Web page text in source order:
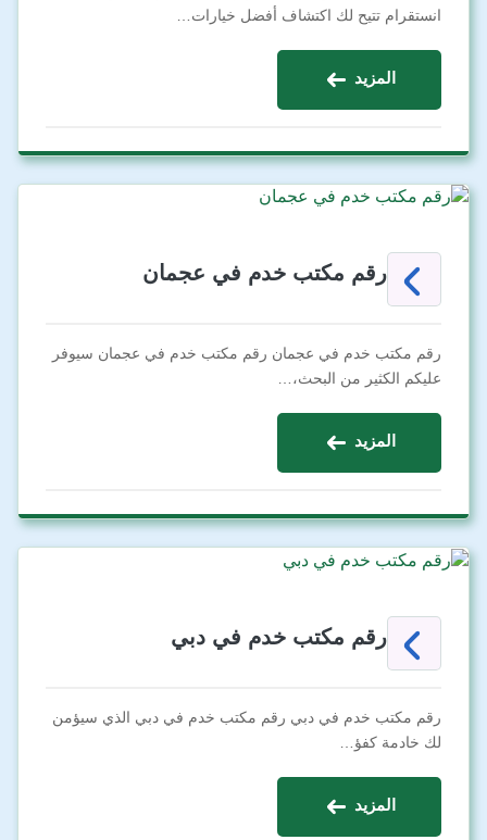
انستقرام تتيح لك اكتشاف أفضل خيارات…
المزيد
رقم مكتب خدم في عجمان
رقم مكتب خدم في عجمان رقم مكتب خدم في عجمان سيوفر
عليكم الكثير من البحث،…
المزيد
رقم مكتب خدم في دبي
رقم مكتب خدم في دبي رقم مكتب خدم في دبي الذي سيؤمن
لك خادمة كفؤ…
المزيد